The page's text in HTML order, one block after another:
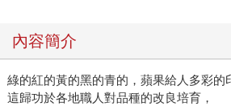
內容簡介
綠的紅的黃的黑的青的，蘋果給人多彩的
這歸功於各地職人對品種的改良培育，